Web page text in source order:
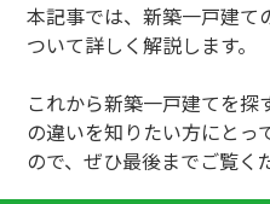
本記事では、新築一戸建て
ついて詳しく解説します。
これから新築一戸建てを
の違いを知りたい方にとっ
ので、ぜひ最後までご覧く